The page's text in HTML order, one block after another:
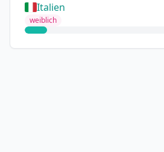
Italien
weiblich